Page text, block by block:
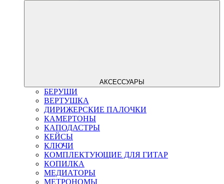
АКСЕССУАРЫ
БЕРУШИ
ВЕРТУШКА
ДИРИЖЕРСКИЕ ПАЛОЧКИ
КАМЕРТОНЫ
КАПОДАСТРЫ
КЕЙСЫ
КЛЮЧИ
КОМПЛЕКТУЮЩИЕ ДЛЯ ГИТАР
КОПИЛКА
МЕДИАТОРЫ
МЕТРОНОМЫ